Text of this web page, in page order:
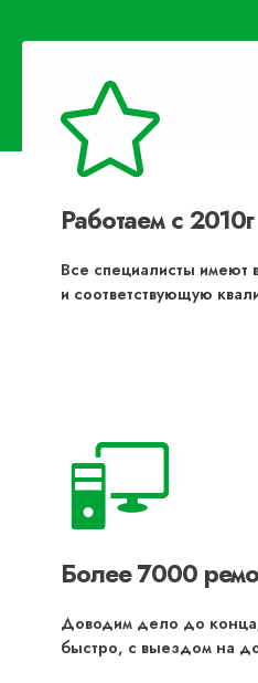
Работаем с 2010г
Все специалисты имеют
и соответствующую
Более 7000
Доводим дело до
быстро, с выездом на